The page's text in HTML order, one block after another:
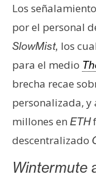
Los
por el personal
SlowMist, los
para el medio
brecha recae
personalizada, y
millones en ETH
descentralizado
Wintermute